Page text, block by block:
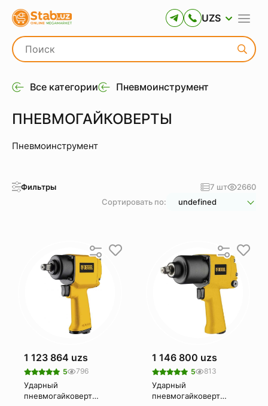
UZS
Все категории Пневмоинструмент
ПНЕВМОГАЙКОВЕРТЫ
Пневмоинструмент
Фильтры 7 шт
2660
Сортировать по:
undefined
1 123 864 uzs
5 796
Ударный
пневмогайковерт
1 146 800 uzs
5 813
Ударный
пневмогайковерт